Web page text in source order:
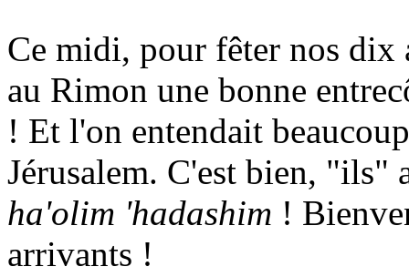
Ce midi, pour fêter nos dix
au Rimon une bonne
! Et l'on entendait
Jérusalem. C'est bien,
ha'olim 'hadashim !
arrivants !